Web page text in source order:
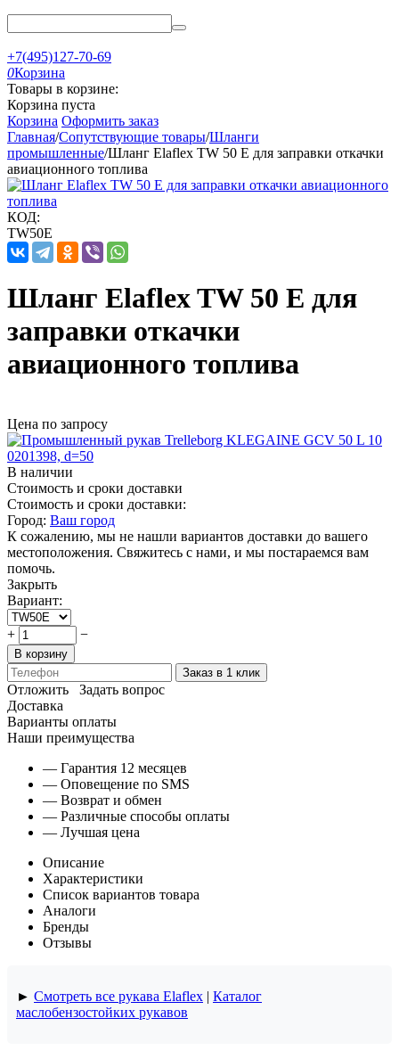
+7(495)127-70-69
0Корзина
Товары в корзине:
Корзина пуста
Корзина Оформить заказ
Главная/Сопутствующие товары/Шланги
промышленные/Шланг Elaflex TW 50 E для заправки откачки
авиационного топлива
КОД:
TW50E
Шланг Elaflex TW 50 E для
заправки откачки
авиационного топлива
Цена по запросу
В наличии
Стоимость и сроки доставки
Стоимость и сроки доставки:
Город: Ваш город
К сожалению, мы не нашли вариантов доставки до вашего
местоположения. Свяжитесь с нами, и мы постараемся вам
помочь.
Закрыть
Вариант:
+ −
В корзину
Заказ в 1 клик
Отложить
Задать вопрос
Доставка
Варианты оплаты
Наши преимущества
— Гарантия 12 месяцев
— Оповещение по SMS
— Возврат и обмен
— Различные способы оплаты
— Лучшая цена
Описание
Характеристики
Список вариантов товара
Аналоги
Бренды
Отзывы
► Смотреть все рукава Elaflex | Каталог
маслобензостойких рукавов